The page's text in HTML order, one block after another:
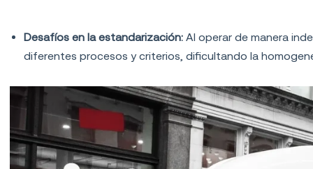
Desafíos en la estandarización: Al operar de manera
diferentes procesos y criterios, dificultando la